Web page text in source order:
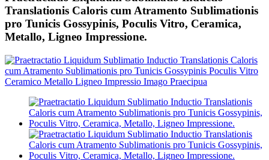
Translationis Caloris cum Atramento Sublimationis
pro Tunicis Gossypinis, Poculis Vitro, Ceramica,
Metallo, Ligneo Impressione.